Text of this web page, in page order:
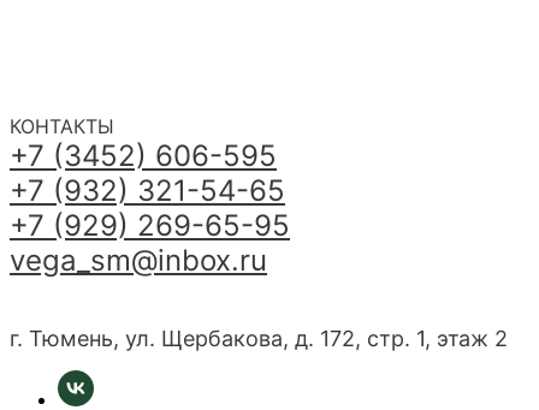
КОНТАКТЫ
+7 (3452) 606-595
+7 (932) 321-54-65
+7 (929) 269-65-95
vega_sm@inbox.ru
г. Тюмень, ул. Щербакова, д. 172, стр. 1, этаж 2